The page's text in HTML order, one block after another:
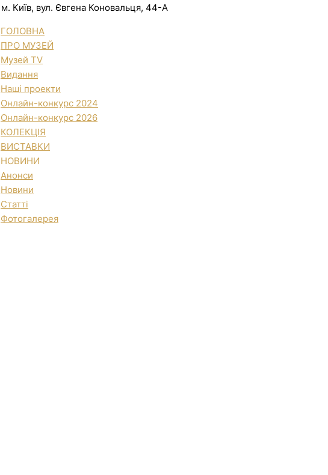
м. Київ, вул. Євгена Коновальця, 44-А
ГОЛОВНА
ПРО МУЗЕЙ
Музей TV
Видання
Наші проекти
Онлайн-конкурс 2024
Онлайн-конкурс 2026
КОЛЕКЦІЯ
ВИСТАВКИ
НОВИНИ
Анонси
Новини
Статті
Фотогалерея